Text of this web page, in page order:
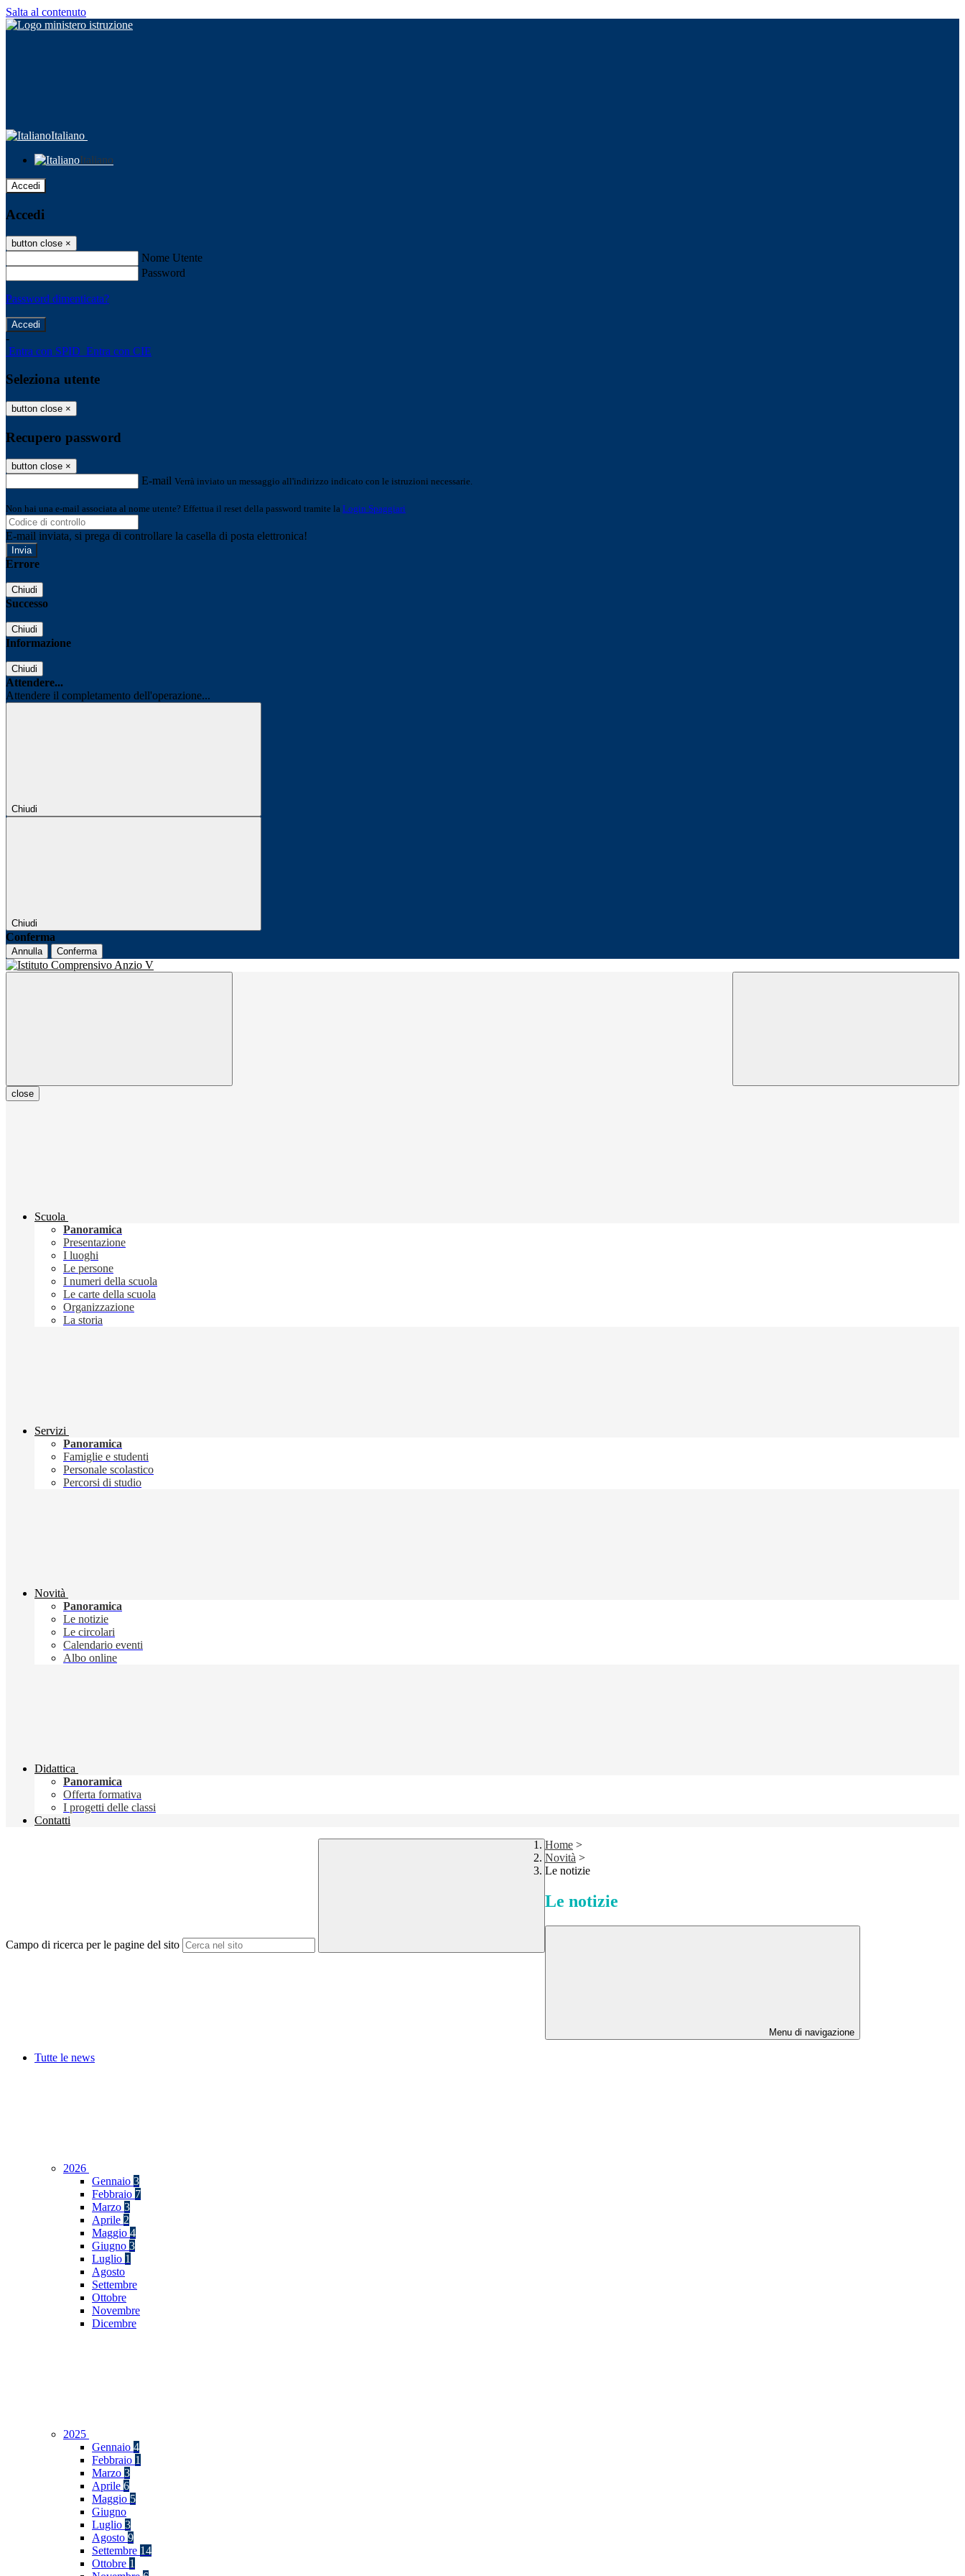
Salta al contenuto
Italiano
Italiano
Accedi
Accedi
button close ×
Nome Utente
Password
Password dimenticata?
-
Entra con SPID Entra con CIE
Seleziona utente
button close ×
Recupero password
button close ×
E-mail Verrà inviato un messaggio all'indirizzo indicato con le istruzioni necessarie.
Non hai una e-mail associata al nome utente? Effettua il reset della password tramite la Login Spaggiari
E-mail inviata, si prega di controllare la casella di posta elettronica!
Errore
Chiudi
Successo
Chiudi
Informazione
Chiudi
Attendere...
Attendere il completamento dell'operazione...
Chiudi
Chiudi
Conferma
Annulla Conferma
close
Scuola
Panoramica
Presentazione
I luoghi
Le persone
I numeri della scuola
Le carte della scuola
Organizzazione
La storia
Servizi
Panoramica
Famiglie e studenti
Personale scolastico
Percorsi di studio
Novità
Panoramica
Le notizie
Le circolari
Calendario eventi
Albo online
Didattica
Panoramica
Offerta formativa
I progetti delle classi
Contatti
Campo di ricerca per le pagine del sito
Home >
Novità >
Le notizie
Le notizie
Menu di navigazione
Tutte le news
2026
Gennaio 3
Febbraio 7
Marzo 3
Aprile 2
Maggio 4
Giugno 3
Luglio 1
Agosto
Settembre
Ottobre
Novembre
Dicembre
2025
Gennaio 4
Febbraio 1
Marzo 3
Aprile 6
Maggio 5
Giugno
Luglio 3
Agosto 9
Settembre 14
Ottobre 1